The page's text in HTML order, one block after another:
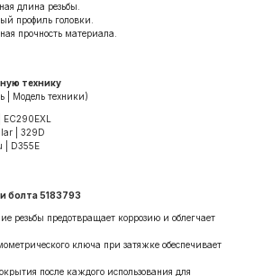
длина резьбы.
профиль головки.
прочность материала.
технику
| Модель техники)
| 329D
| D355E
болта 5183793
резьбы предотвращает коррозию и облегчает
ключа при затяжке обеспечивает
после каждого использования для